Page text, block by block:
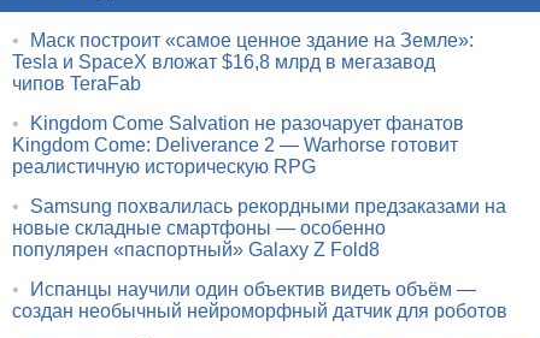
•
Маск построит «самое ценное здание на Земле»:
Tesla и SpaceX вложат $16,8 млрд в мегазавод
чипов TeraFab
•
Kingdom Come Salvation не разочарует фанатов
Kingdom Come: Deliverance 2 — Warhorse готовит
реалистичную историческую RPG
•
Samsung похвалилась рекордными предзаказами на
новые складные смартфоны — особенно
популярен «паспортный» Galaxy Z Fold8
•
Испанцы научили один объектив видеть объём —
создан необычный нейроморфный датчик для роботов